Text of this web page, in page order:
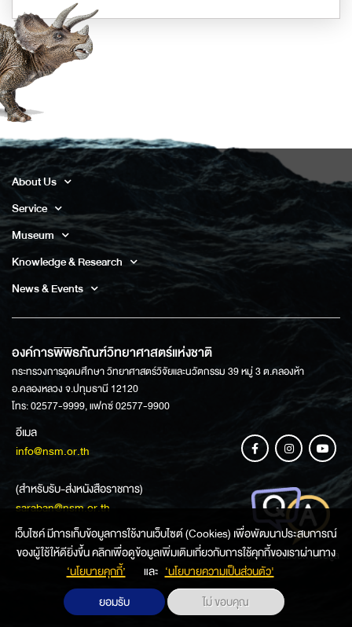
About Us
Service
Museum
Knowledge & Research
News & Events
องค์การพิพิธภัณฑ์วิทยาศาสตร์แห่งชาติ
กระทรวงการอุดมศึกษา วิทยาศาสตร์วิจัยและนวัตกรรม 39 หมู่ 3 ต.คลองห้า
อ.คลองหลวง จ.ปทุมธานี 12120
โทร: 02577-9999, แฟกซ์ 02577-9900
อีเมล
info@nsm.or.th
(สำหรับรับ-ส่งหนังสือราชการ)
saraban@nsm.or.th
ช่องทางการสอบถามข้อมูล
เว็บไซค์ มีการเก็บข้อมูลการใช้งานเว็บไซต์ (Cookies) เพื่อพัฒนาประสบการณ์
ของผู้ใช้ให้ดียิ่งขึ้น คลิกเพื่อดูข้อมูลเพิ่มเติมเกี่ยวกับการใช้คุกกี้ของเราผ่านทาง
‘นโยบายคุกกี้’
และ ‘นโยบายความเป็นส่วนตัว'
ยอมรับ
ไม่ ขอบคุณ